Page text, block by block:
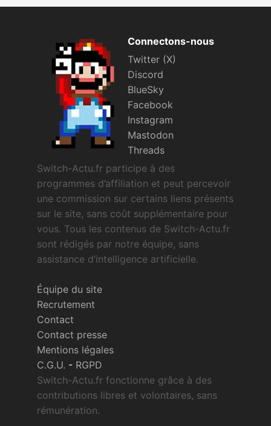
Connectons-nous
Twitter (X)
Discord
BlueSky
Facebook
Instagram
Mastodon
Threads
Switch-Actu.fr participe à des
programmes d’affiliation et peut percevoir
une commission sur certains liens présents
sur le site, sans coût supplémentaire pour
vous. Tous les contenus de Switch-Actu.fr
sont rédigés par notre équipe, sans
assistance d’intelligence artificielle.
Équipe du site
Recrutement
Contact
Contact presse
Mentions légales
C.G.U. - RGPD
Switch-Actu.fr fonctionne grâce à des
contributions libres et volontaires, sans
rémunération.